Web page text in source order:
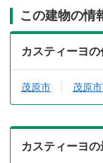
この建物の情
カスティーヨ
茂原市 茂原
カスティーヨ